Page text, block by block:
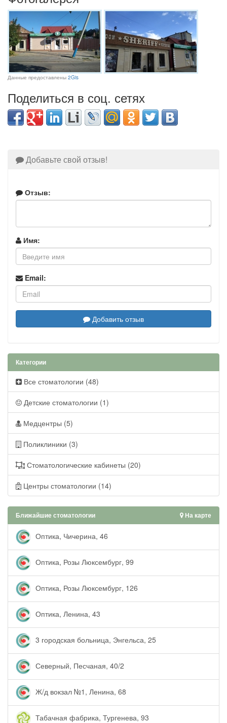
Данные предоставлены 2Gis
Поделиться в соц. сетях
Добавьте свой отзыв!
Отзыв:
Имя:
Email:
Добавить отзыв
Категории
Все стоматологии (48)
Детские стоматологии (1)
Медцентры (5)
Поликлиники (3)
Стоматологические кабинеты (20)
Центры стоматологии (14)
Ближайшие стоматологии На карте
Оптика, Чичерина, 46
Оптика, Розы Люксембург, 99
Оптика, Розы Люксембург, 126
Оптика, Ленина, 43
3 городская больница, Энгельса, 25
Северный, Песчаная, 40/2
Ж/д вокзал №1, Ленина, 68
Табачная фабрика, Тургенева, 93